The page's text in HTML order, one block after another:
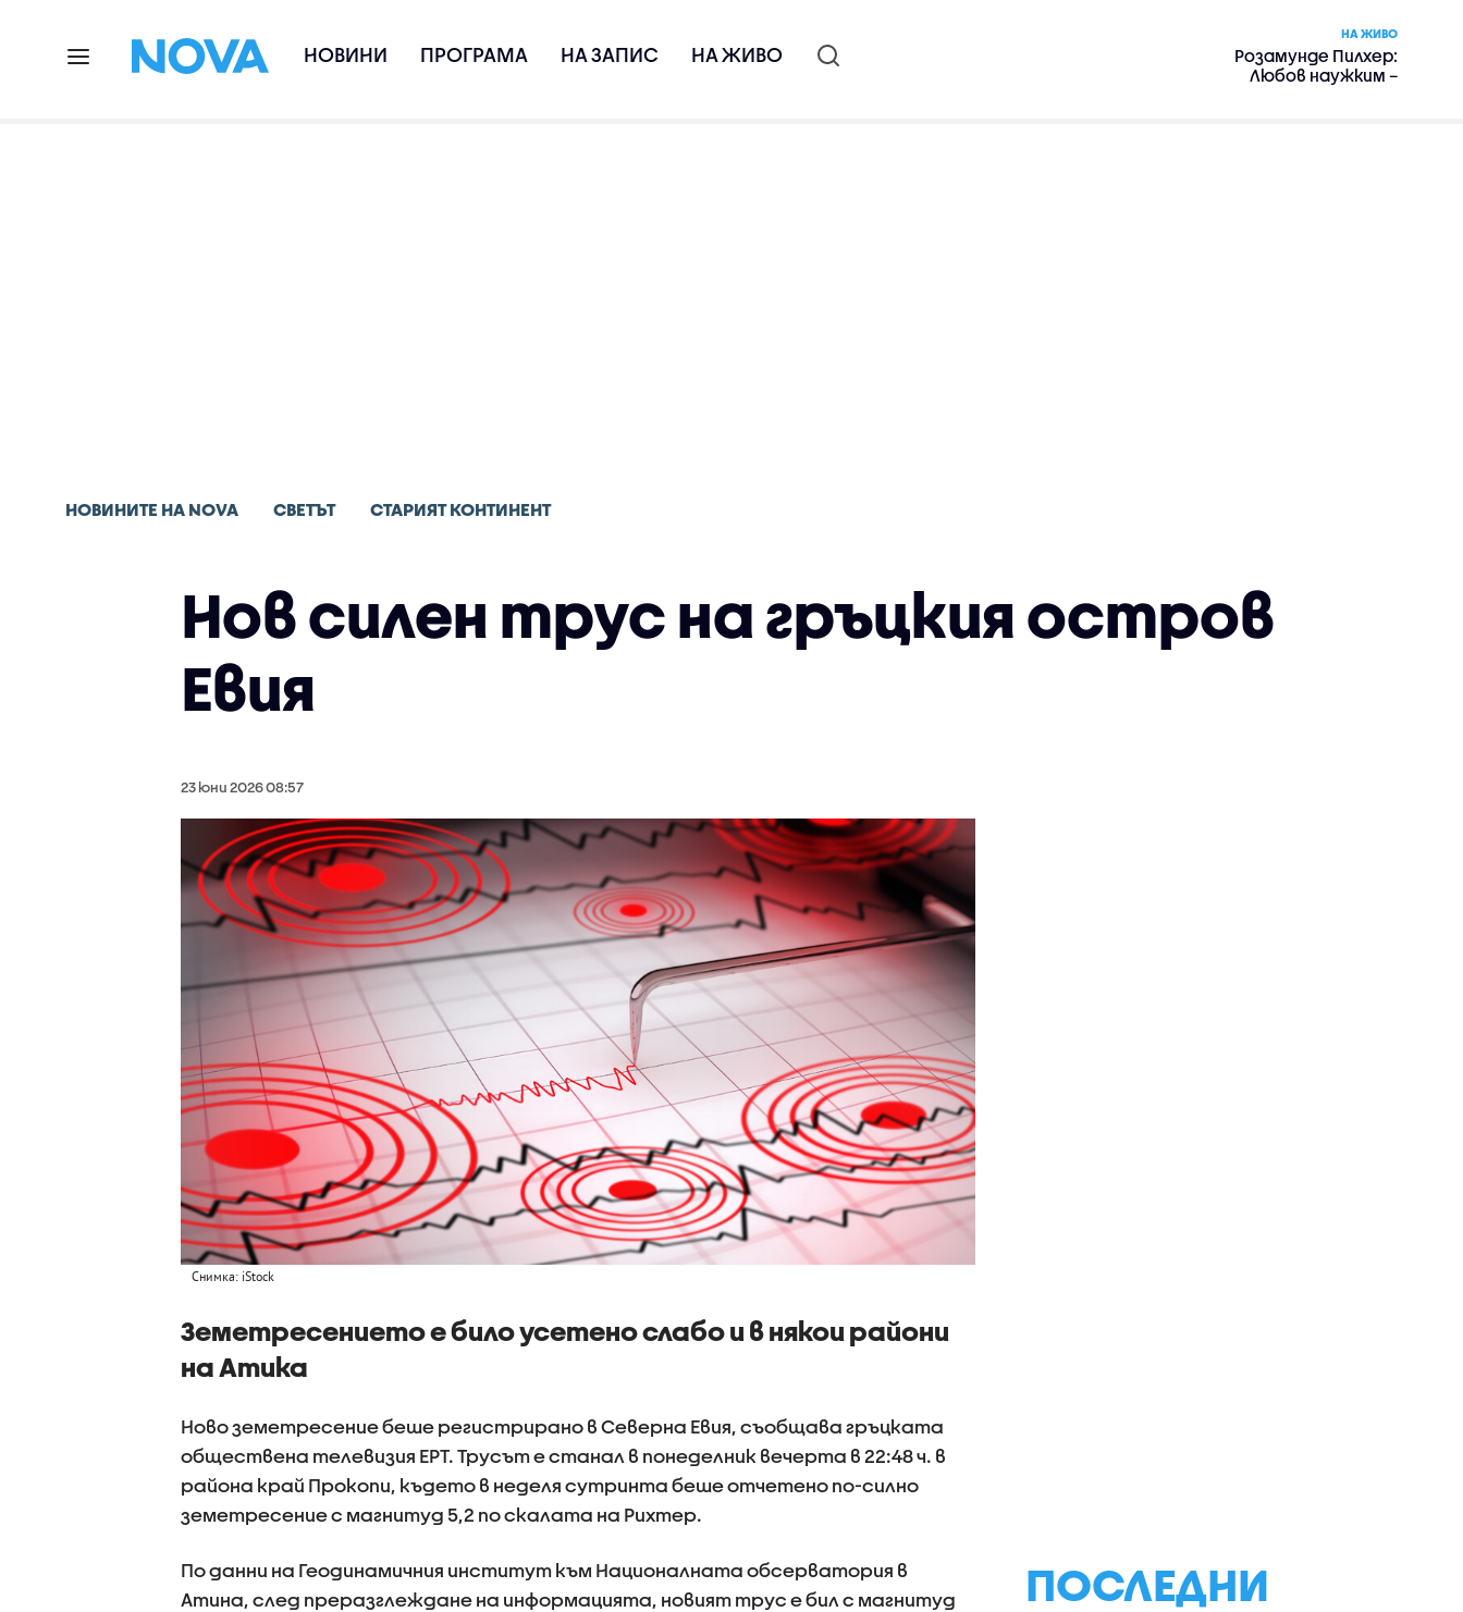
НОВИНИ ПРОГРАМА НА ЗАПИС НА ЖИВО
НА ЖИВО
Розамунде Пилхер:
Любов наужким –
НОВИНИТЕ НА NOVA СВЕТЪТ СТАРИЯТ КОНТИНЕНТ
Нов силен трус на гръцкия остров
Евия
23 юни 2026 08:57
Снимка: iStock
Земетресението е било усетено слабо и в някои райони
на Атика
Ново земетресение беше регистрирано в Северна Евия, съобщава гръцката
обществена телевизия ЕРТ. Трусът е станал в понеделник вечерта в 22:48 ч. в
района край Прокопи, където в неделя сутринта беше отчетено по-силно
земетресение с магнитуд 5,2 по скалата на Рихтер.
По данни на Геодинамичния институт към Националната обсерватория в
Атина, след преразглеждане на информацията, новият трус е бил с магнитуд
ПОСЛЕДНИ